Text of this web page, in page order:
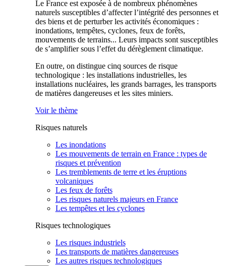
Le France est exposée à de nombreux phénomènes
naturels susceptibles d’affecter l’intégrité des personnes et
des biens et de perturber les activités économiques :
inondations, tempêtes, cyclones, feux de forêts,
mouvements de terrains... Leurs impacts sont susceptibles
de s’amplifier sous l’effet du dérèglement climatique.
En outre, on distingue cinq sources de risque
technologique : les installations industrielles, les
installations nucléaires, les grands barrages, les transports
de matières dangereuses et les sites miniers.
Voir le thème
Risques naturels
Les inondations
Les mouvements de terrain en France : types de
risques et prévention
Les tremblements de terre et les éruptions
volcaniques
Les feux de forêts
Les risques naturels majeurs en France
Les tempêtes et les cyclones
Risques technologiques
Les risques industriels
Les transports de matières dangereuses
Les autres risques technologiques